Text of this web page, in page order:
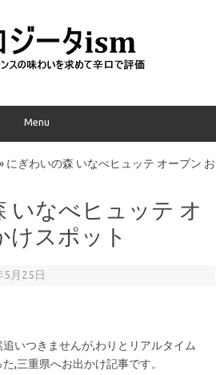
Menu
にぎわいの森 いなべヒュッテ オープン お
いなべヒュッテ オ
けスポット
5月25日
追いつきませんが,わりとリアルタイム
,三重県へお出かけ記事です。